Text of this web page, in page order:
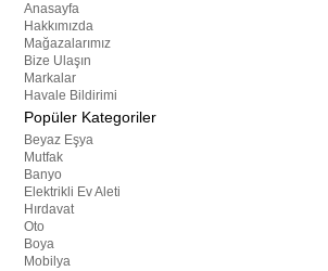
Anasayfa
Hakkımızda
Mağazalarımız
Bize Ulaşın
Markalar
Havale Bildirimi
Popüler Kategoriler
Beyaz Eşya
Mutfak
Banyo
Elektrikli Ev Aleti
Hırdavat
Oto
Boya
Mobilya